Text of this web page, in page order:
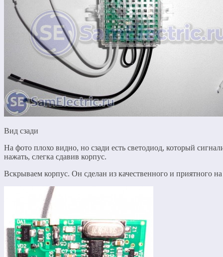
Вид сзади
На фото плохо видно, но сзади есть светодиод, который
нажать, слегка сдавив корпус.
Вскрываем корпус. Он сделан из качественного и приятного